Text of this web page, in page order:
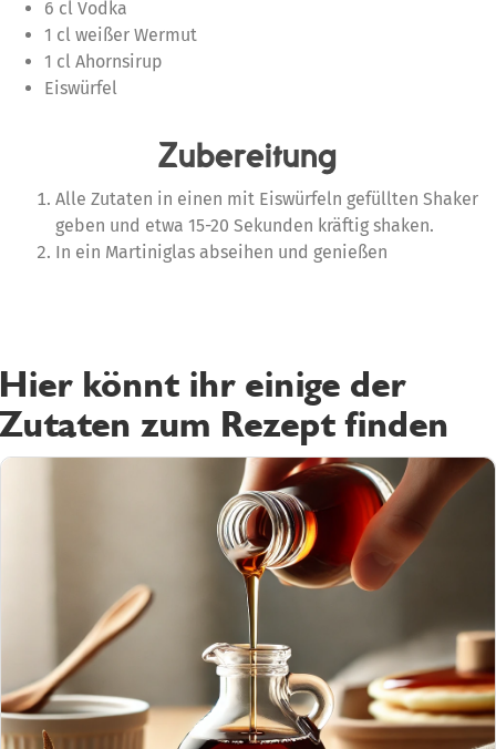
6 cl Vodka
1 cl weißer Wermut
1 cl Ahornsirup
Eiswürfel
Zubereitung
Alle Zutaten in einen mit Eiswürfeln gefüllten Shaker
geben und etwa 15-20 Sekunden kräftig shaken.
In ein Martiniglas abseihen und genießen
Hier könnt ihr einige der
Zutaten zum Rezept finden